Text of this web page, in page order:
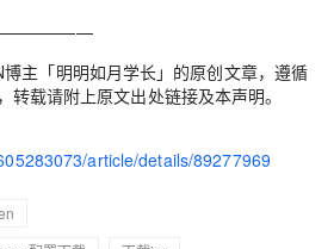
主「明明如月学长」的原创文章，遵循
转载请附上原文出处链接及本声明。
article/details/89277969